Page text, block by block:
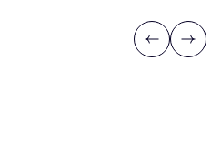
Previous
Next